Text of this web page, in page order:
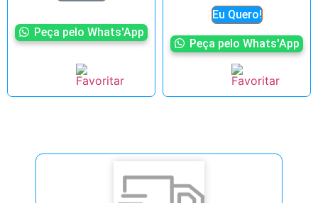
Peça pelo Whats'App
Eu Quero!
Peça pelo Whats'App